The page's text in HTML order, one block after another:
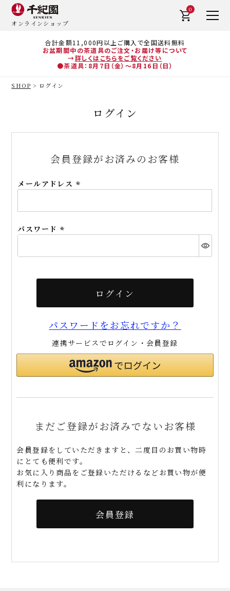
合計金額11,000円以上ご購入で全国送料無料
お盆期間中の茶道具のご注文・お届け等について
→詳しくはこちらをご覧ください
●茶道具：8月7日（金）～8月16日（日）
オンラインショップ
0
SHOP ログイン
ログイン
会員登録がお済みのお客様
メールアドレス
パスワード
ログイン
パスワードをお忘れですか？
連携サービスでログイン・会員登録
まだご登録がお済みでないお客様
会員登録をしていただきますと、二度目のお買い物時
にとても便利です。
お気に入り商品をご登録いただけるなどお買い物が便
利になります。
会員登録